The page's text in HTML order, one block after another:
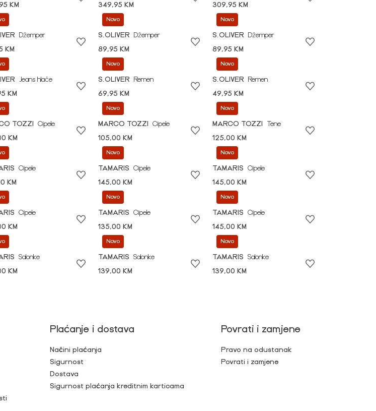
KM
349,95 KM
309,95 KM
Džemper
KM
Novo
S.OLIVER
Džemper
89,95 KM
Novo
S.OLIVER
Džemper
89,95 KM
Jeans hlače
KM
Novo
S.OLIVER
Remen
69,95 KM
Novo
S.OLIVER
Remen
49,95 KM
TOZZI
Cipele
KM
Novo
MARCO TOZZI
Cipele
105,00 KM
Novo
MARCO TOZZI
Tene
125,00 KM
Cipele
KM
Novo
TAMARIS
Cipele
145,00 KM
Novo
TAMARIS
Cipele
145,00 KM
Cipele
KM
Novo
TAMARIS
Cipele
135,00 KM
Novo
TAMARIS
Cipele
145,00 KM
Salonke
KM
Novo
TAMARIS
Salonke
139,00 KM
Novo
TAMARIS
Salonke
139,00 KM
Plaćanje i dostava
Načini plaćanja
Sigurnost
Dostava
Sigurnost plaćanja kreditnim karticama
Povrati i zamjene
Pravo na odustanak
Povrati i zamjene